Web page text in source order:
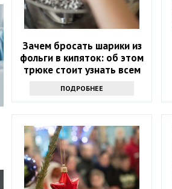
Зачем бросать шарики из
фольги в кипяток: об этом
трюке стоит узнать всем
хозяйкам
ПОДРОБНЕЕ